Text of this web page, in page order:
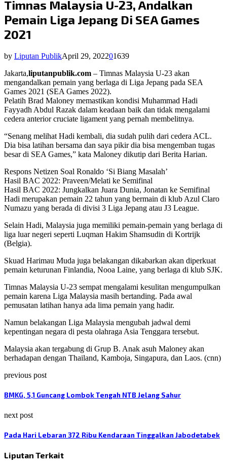
Timnas Malaysia U-23, Andalkan
Pemain Liga Jepang Di SEA Games
2021
by Liputan PublikApril 29, 202201639
Jakarta,liputanpublik.com – Timnas Malaysia U-23 akan
mengandalkan pemain yang berlaga di Liga Jepang pada SEA
Games 2021 (SEA Games 2022).
Pelatih Brad Maloney memastikan kondisi Muhammad Hadi
Fayyadh Abdul Razak dalam keadaan baik dan tidak mengalami
cedera anterior cruciate ligament yang pernah membelitnya.
“Senang melihat Hadi kembali, dia sudah pulih dari cedera ACL.
Dia bisa latihan bersama dan saya pikir dia bisa mengemban tugas
besar di SEA Games,” kata Maloney dikutip dari Berita Harian.
Respons Netizen Soal Ronaldo ‘Si Biang Masalah’
Hasil BAC 2022: Praveen/Melati ke Semifinal
Hasil BAC 2022: Jungkalkan Juara Dunia, Jonatan ke Semifinal
Hadi merupakan pemain 22 tahun yang bermain di klub Azul Claro
Numazu yang berada di divisi 3 Liga Jepang atau J3 League.
Selain Hadi, Malaysia juga memiliki pemain-pemain yang berlaga di
liga luar negeri seperti Luqman Hakim Shamsudin di Kortrijk
(Belgia).
Skuad Harimau Muda juga belakangan dikabarkan akan diperkuat
pemain keturunan Finlandia, Nooa Laine, yang berlaga di klub SJK.
Timnas Malaysia U-23 sempat mengalami kesulitan mengumpulkan
pemain karena Liga Malaysia masih bertanding. Pada awal
pemusatan latihan hanya ada lima pemain yang hadir.
Namun belakangan Liga Malaysia mengubah jadwal demi
kepentingan negara di pesta olahraga Asia Tenggara tersebut.
Malaysia akan tergabung di Grup B. Anak asuh Maloney akan
berhadapan dengan Thailand, Kamboja, Singapura, dan Laos. (cnn)
previous post
BMKG, 5,1 Guncang Lombok Tengah NTB Jelang Sahur
next post
Pada Hari Lebaran 372 Ribu Kendaraan Tinggalkan Jabodetabek
Liputan Terkait